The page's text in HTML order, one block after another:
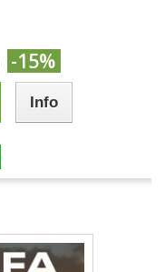
-15%
Info